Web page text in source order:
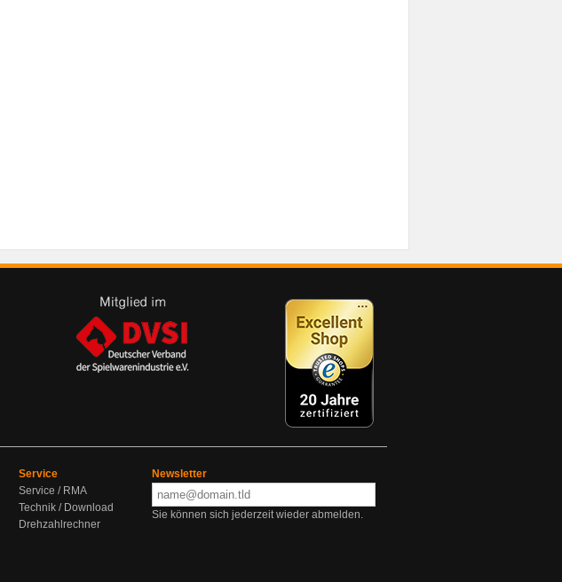
Service
Service / RMA
Technik / Download
Drehzahlrechner
Newsletter
Sie können sich jederzeit wieder abmelden.